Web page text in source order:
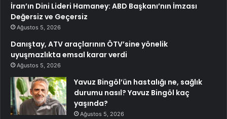
İran’ın Dini Lideri Hamaney: ABD Başkanı’nın İmzası
Değersiz ve Geçersiz
Ağustos 5, 2026
Danıştay, ATV araçlarının ÖTV’sine yönelik
uyuşmazlıkta emsal karar verdi
Ağustos 5, 2026
Yavuz Bingöl’ün hastalığı ne, sağlık
durumu nasıl? Yavuz Bingöl kaç
yaşında?
Ağustos 5, 2026